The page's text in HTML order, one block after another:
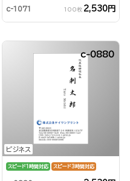
c-1071 100枚 2,530円
ビジネス
c-0880
スピード1時間対応 スピード3時間対応